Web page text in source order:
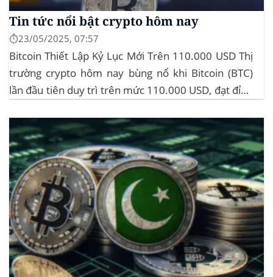
Tin tức nổi bật crypto hôm nay
⏱️23/05/2025, 07:57
Bitcoin Thiết Lập Kỷ Lục Mới Trên 110.000 USD Thị
trường crypto hôm nay bùng nổ khi Bitcoin (BTC)
lần đầu tiên duy trì trên mức 110.000 USD, đạt đỉnh
mức giá cao nhất từ trước đến nay của...